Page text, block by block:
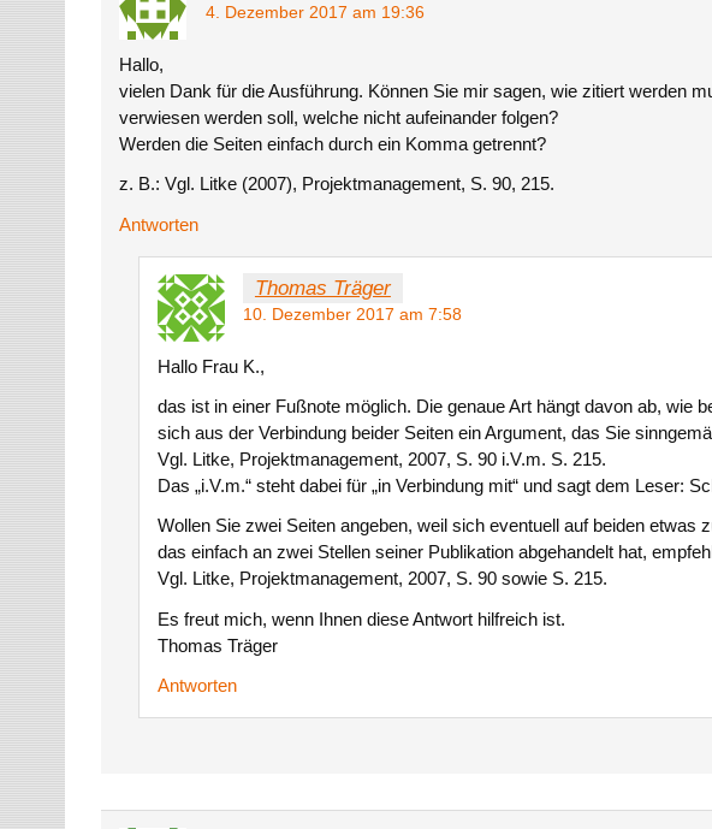
4. Dezember 2017 am 19:36
Hallo,
vielen Dank für die Ausführung. Können Sie mir sagen, wie zitiert werden
verwiesen werden soll, welche nicht aufeinander folgen?
Werden die Seiten einfach durch ein Komma getrennt?
z. B.: Vgl. Litke (2007), Projektmanagement, S. 90, 215.
Antworten
Thomas Träger
10. Dezember 2017 am 7:58
Hallo Frau K.,
das ist in einer Fußnote möglich. Die genaue Art hängt davon ab, wie
sich aus der Verbindung beider Seiten ein Argument, das Sie
Vgl. Litke, Projektmanagement, 2007, S. 90 i.V.m. S. 215.
Das „i.V.m.“ steht dabei für „in Verbindung mit“ und sagt dem Leser:
Wollen Sie zwei Seiten angeben, weil sich eventuell auf beiden etwas
das einfach an zwei Stellen seiner Publikation abgehandelt hat,
Vgl. Litke, Projektmanagement, 2007, S. 90 sowie S. 215.
Es freut mich, wenn Ihnen diese Antwort hilfreich ist.
Thomas Träger
Antworten